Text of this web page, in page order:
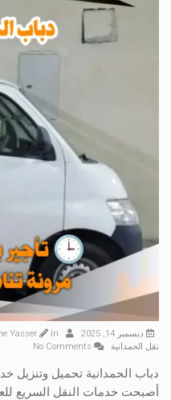
ديسمبر 14, 2025 Yasser In
نقل الحمدانية
دباب الحمدانية تحميل وتنزيل
أصبحت خدمات النقل السريع